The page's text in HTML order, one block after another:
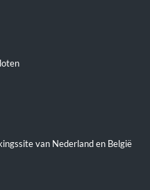
van Nederland en België